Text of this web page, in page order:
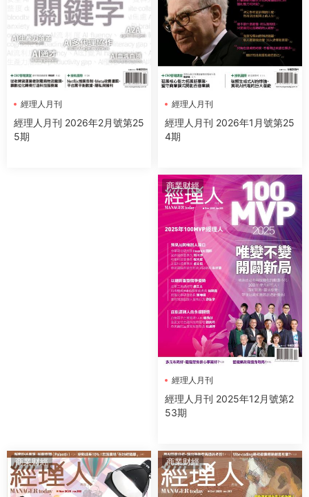
經理人月刊
經理人月刊 2026年2月號第25
5期
經理人月刊
經理人月刊 2026年1月號第25
4期
商業财經
經理人月刊
經理人月刊 2025年12月號第2
53期
商業财經 商業财經